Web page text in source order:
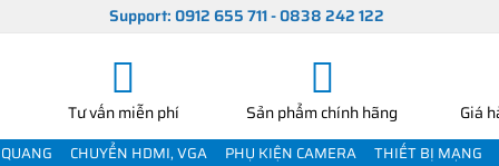
Support: 0912 655 711 - 0838 242 122
Tư vấn miễn phí Sản phẩm chính hãng Giá
CHUYỂN HDMI, VGA PHỤ KIỆN CAMERA THIẾT BỊ MẠNG